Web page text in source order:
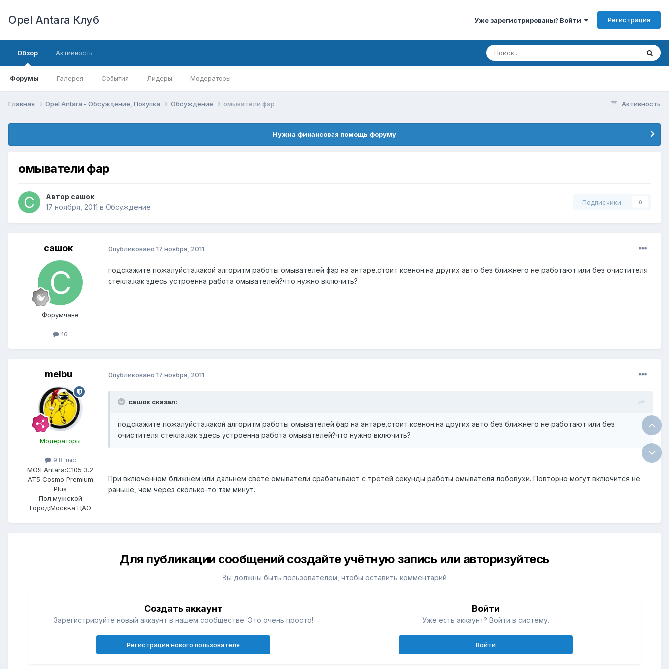
Opel Antara Клуб Уже зарегистрированы? Войти Регистрация
Обзор
Форумы Галерея События Лидеры Модераторы
Активность
Активность
Главная Opel Antara - Обсуждение, Покупка Обсуждение омыватели фар
Нужна финансовая помощь форуму
омыватели фар
Автор сашок
17 ноября, 2011 в Обсуждение
Подписчики 0
сашок
Форумчане
16
Опубликовано 17 ноября, 2011
подскажите пожалуйста.какой алгоритм работы омывателей фар на антаре.стоит ксенон.на других авто без ближнего не работают или без очистителя
стекла.как здесь устроенна работа омывателей?что нужно включить?
melbu
Модераторы
9.8 тыс
МОЯ Antara:C105 3.2
AT5 Cosmo Premium
Plus
Пол:мужской
Город:Москва ЦАО
Опубликовано 17 ноября, 2011
сашок сказал:
подскажите пожалуйста.какой алгоритм работы омывателей фар на антаре.стоит ксенон.на других авто без ближнего не работают или без
очистителя стекла.как здесь устроенна работа омывателей?что нужно включить?
При включенном ближнем или дальнем свете омыватели срабатывают с третей секунды работы омывателя лобовухи. Повторно могут включится не
раньше, чем через сколько-то там минут.
Для публикации сообщений создайте учётную запись или авторизуйтесь
Вы должны быть пользователем, чтобы оставить комментарий
Создать аккаунт
Зарегистрируйте новый аккаунт в нашем сообществе. Это очень просто!
Регистрация нового пользователя
Войти
Уже есть аккаунт? Войти в систему.
Войти